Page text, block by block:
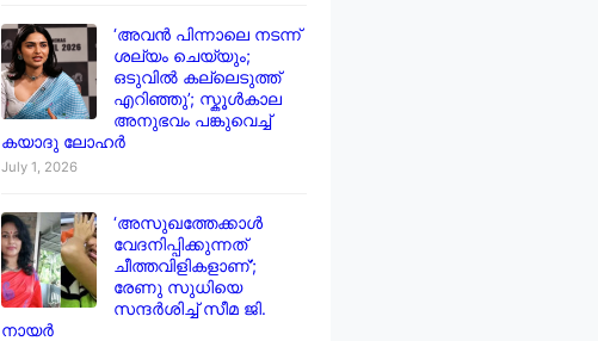
‘അവൻ പിന്നാലെ നടന്ന്
ശല്യം ചെയ്യും;
ഒടുവിൽ കല്ലെടുത്ത്
എറിഞ്ഞു’; സ്കൂൾകാല
അനുഭവം പങ്കുവെച്ച്
കയാദു ലോഹർ
July 1, 2026
‘അസുഖത്തേക്കാൾ
വേദനിപ്പിക്കുന്നത്
ചീത്തവിളികളാണ്’;
രേണു സുധിയെ
സന്ദർശിച്ച് സീമ ജി.
നായർ